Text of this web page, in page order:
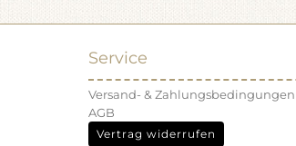
Service
Versand- & Zahlungsbedingungen
AGB
Vertrag widerrufen